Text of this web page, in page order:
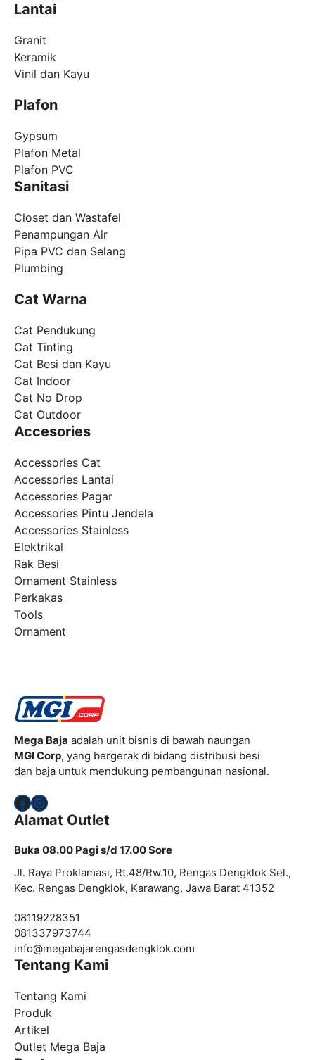
Lantai
Granit
Keramik
Vinil dan Kayu
Plafon
Gypsum
Plafon Metal
Plafon PVC
Sanitasi
Closet dan Wastafel
Penampungan Air
Pipa PVC dan Selang
Plumbing
Cat Warna
Cat Pendukung
Cat Tinting
Cat Besi dan Kayu
Cat Indoor
Cat No Drop
Cat Outdoor
Accesories
Accessories Cat
Accessories Lantai
Accessories Pagar
Accessories Pintu Jendela
Accessories Stainless
Elektrikal
Rak Besi
Ornament Stainless
Perkakas
Tools
Ornament
Mega Baja adalah unit bisnis di bawah naungan
MGI Corp, yang bergerak di bidang distribusi besi
dan baja untuk mendukung pembangunan nasional.
Facebook
Instagram
Alamat Outlet
Buka 08.00 Pagi s/d 17.00 Sore
Jl. Raya Proklamasi, Rt.48/Rw.10, Rengas Dengklok Sel.,
Kec. Rengas Dengklok, Karawang, Jawa Barat 41352
08119228351
081337973744
info@megabajarengasdengklok.com
Tentang Kami
Tentang Kami
Produk
Artikel
Outlet Mega Baja